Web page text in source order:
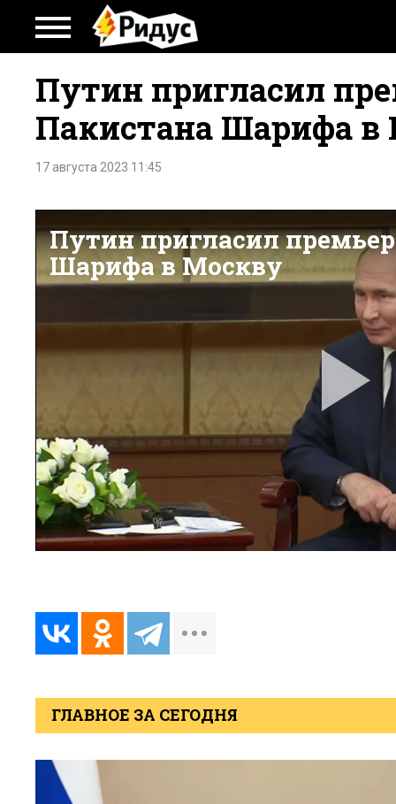
Путин пригласил
Пакистана Шарифа в
17 августа 2023 11:45
ГЛАВНОЕ ЗА СЕГОДНЯ